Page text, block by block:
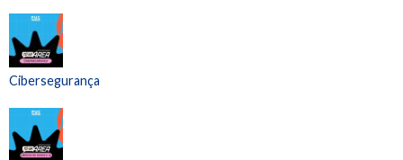
Cibersegurança